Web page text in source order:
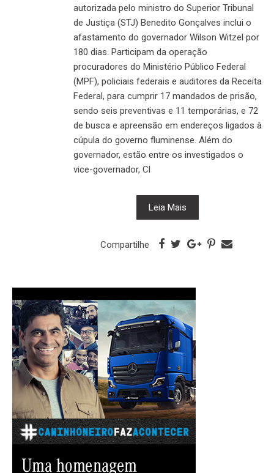
autorizada pelo ministro do Superior Tribunal
de Justiça (STJ) Benedito Gonçalves inclui o
afastamento do governador Wilson Witzel por
180 dias. Participam da operação
procuradores do Ministério Público Federal
(MPF), policiais federais e auditores da Receita
Federal, para cumprir 17 mandados de prisão,
sendo seis preventivas e 11 temporárias, e 72
de busca e apreensão em endereços ligados à
cúpula do governo fluminense. Além do
governador, estão entre os investigados o
vice-governador, Cl
Leia Mais
Compartilhe